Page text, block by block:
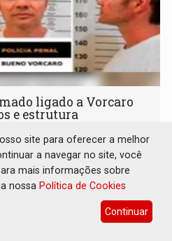
ligado a Vorcaro
e estrutura
de 2026 às 15:55
realizavam monitoramento e
pessoas consideradas
site para oferecer a melhor
a navegar no site, você
mais informações sobre
nossa Política de Cookies
Continuar